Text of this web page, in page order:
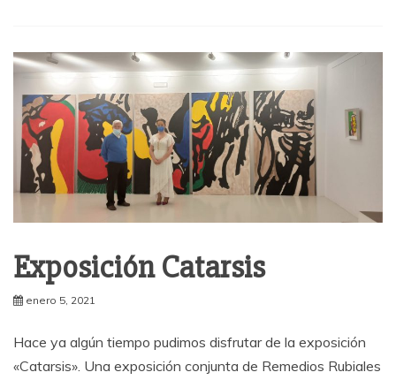
Exposición Catarsis
enero 5, 2021
Hace ya algún tiempo pudimos disfrutar de la exposición
«Catarsis». Una exposición conjunta de Remedios Rubiales